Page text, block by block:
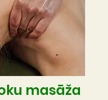
masāža